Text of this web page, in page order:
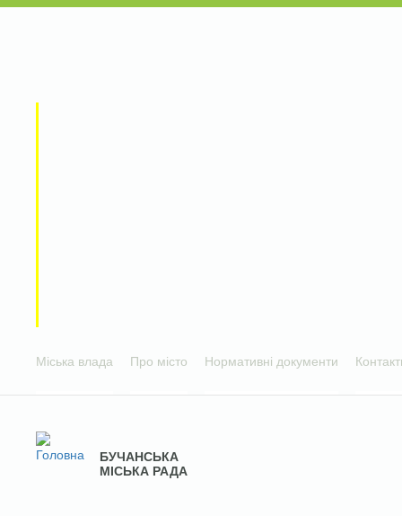
Міська влада Про місто Нормативні документи
БУЧАНСЬКА
МІСЬКА РАДА